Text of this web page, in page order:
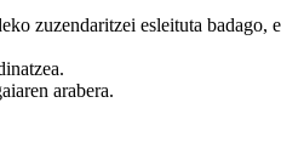
zuzendaritzei esleituta badago,
arabera.